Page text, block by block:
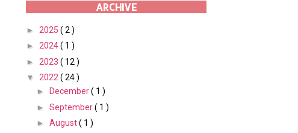
ARCHIVE
► 2025 ( 2 )
► 2024( 1 )
► 2023 ( 12 )
▼ 2022 ( 24 )
►
December( 1 )
► September( 1 )
► August( 1 )